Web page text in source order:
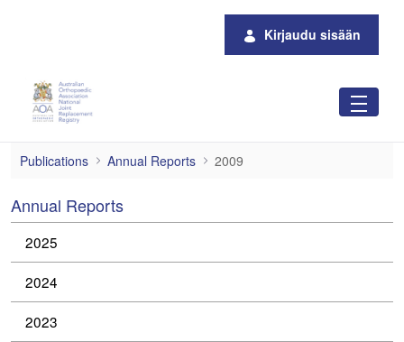
Kirjaudu sisään
2009
Publications Annual Reports 2009
Annual Reports
2025
2024
2023